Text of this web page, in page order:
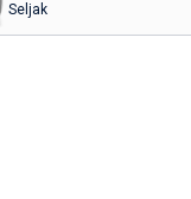
Seljak